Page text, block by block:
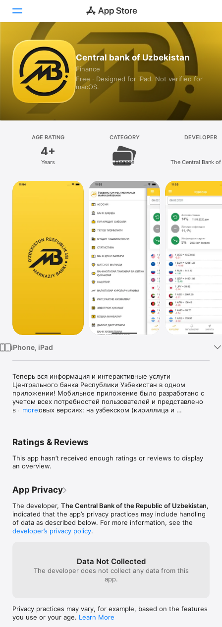
Today
Games
Apps
Arcade
Platform
iPad
Central bank of Uzbekistan
Finance
Free · Designed for iPad. Not verified for
macOS.
AGE RATING
4+
Years
CATEGORY
Finance
DEVELOPER
The Central Bank
iPhone, iPad
Теперь вся информация и интерактивные услуги
Центрального банка Республики Узбекистан в одном
приложении! Мобильное приложение было разработано с
учетом всех потребностей пользователей и представлено
в 4 языковых версиях: на узбекском (кириллица и
курс валют с возможностью фильтрации по дате, а также
показателях, часто задаваемые вопросы и многое другое.
объектов банковской инфраструктуры, где на
географической карте Узбекистана показано их
расположение. Модуль позволяет по отправленной
локации обнаружить наиболее близко расположенные к
пользователю кредитные организации и их филиалы,
обменные пункты, банкоматы, в том числе,
многофункциональные пункты самообслуживания,
Данные включают в себя адрес, время работы, номера
телефонов и фото.
указав возникшие проблемы в банках для скорейшего их
разрешения. Здесь же имеется возможность проверки
more
Ratings & Reviews
This app hasn’t received enough ratings or reviews to display
an overview.
App Privacy
The developer, The Central Bank of the Republic of Uzbekistan,
indicated that the app’s privacy practices may include handling
of data as described below. For more information, see the
developer’s privacy policy.
Data Not Collected
The developer does not collect any data from this
app.
Privacy practices may vary, for example, based on the features
you use or your age. Learn More